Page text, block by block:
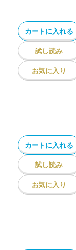
カートに入れる
試し読み
お気に入り
カートに入れる
試し読み
お気に入り